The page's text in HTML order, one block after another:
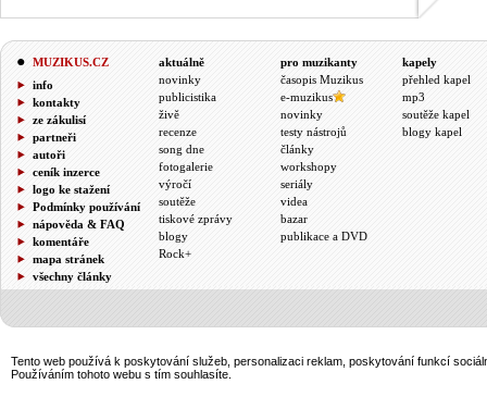
MUZIKUS.CZ
info
kontakty
ze zákulisí
partneři
autoři
ceník inzerce
logo ke stažení
Podmínky používání
nápověda & FAQ
komentáře
mapa stránek
všechny články
aktuálně
novinky
publicistika
živě
recenze
song dne
fotogalerie
výročí
soutěže
tiskové zprávy
blogy
Rock+
pro muzikanty
časopis Muzikus
e-muzikus
novinky
testy nástrojů
články
workshopy
seriály
videa
bazar
publikace a DVD
kapely
přehled kapel
mp3
soutěže kapel
blogy kapel
Tento web používá k poskytování služeb, personalizaci reklam, poskytování funkcí
Používáním tohoto webu s tím souhlasíte.